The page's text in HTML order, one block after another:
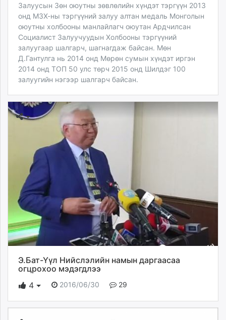
Залуусын Зөн оюутны зөвлөлийн хүндэт тэргүүн 2013
онд МЗХ-ны тэргүүний залуу алтан медаль Монголын
оюутны холбооны манлайлагч оюутан Ардчилсан
Социалист Залуучуудын Холбооны тэргүүний
залуугаар шалгарч, шагнагдаж байсан. Мөн
Д.Гантулга нь 2014 онд Мөрөн сумын хүндэт иргэн
2014 онд ТОП 50 улс төрч 2015 онд Шилдэг 100
залуугийн нэгээр шалгарч байсан.
Э.Бат-Үүл Нийслэлийн намын даргаасаа
огцрохоо мэдэгдлээ
4
2016/06/30 29